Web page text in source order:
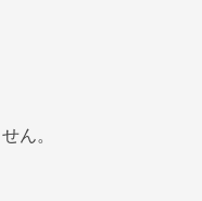
ん。